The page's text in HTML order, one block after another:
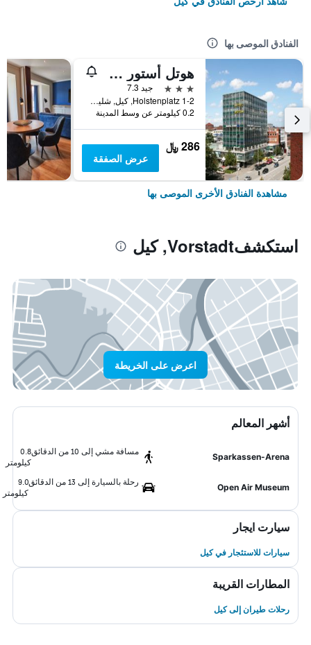
الفنادق الموصى بها
هوتل أستور كيل باي كامبينيل
3 نجوم
جيد 7.3
Holstenplatz 1-2, كيل, شليسفيغ-هولشتاين, ألمانيا
0.2 كيلومتر عن وسط المدينة
286 ﷼
عرض الصفقة
مشاهدة الفنادق الأخرى الموصى بها
استكشفVorstadt, كيل
اعرض على الخريطة
أشهر المعالم
Sparkassen-Arena
مسافة مشي إلى 10 من الدقائق
0.8
كيلومتر
Open Air Museum
رحلة بالسيارة إلى 13 من الدقائق
9.0
كيلومتر
سيارت ايجار
سيارات للاستئجار في كيل
المطارات القريبة
رحلات طيران إلى كيل